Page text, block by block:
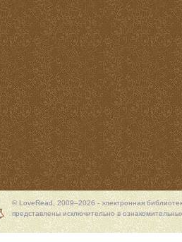
© LoveRead, 2009–2026 - электронная
представлены исключительно в